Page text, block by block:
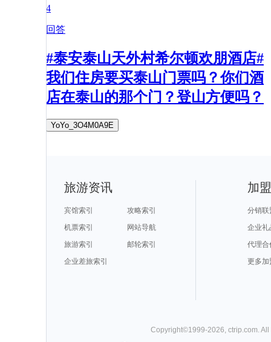
4
回答
#泰安泰山天外村希尔顿欢朋酒店#
我们住房要买泰山门票吗？你们酒
店在泰山的那个门？登山方便吗？
YoYo_3O4M0A9E
旅游资讯
宾馆索引
攻略索引
机票索引
网站导航
旅游索引
邮轮索引
企业差旅索引
加
分销联
企业礼
代理合
更多加
Copyright©1999-2026 ctrip.com .